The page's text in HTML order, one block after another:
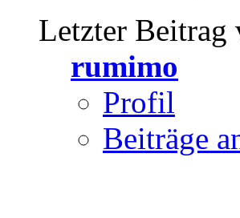
Letzter Beitrag
rumimo
Profil
Beiträge